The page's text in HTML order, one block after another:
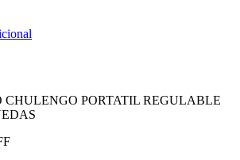
CHULENGO PORTATIL REGULABLE